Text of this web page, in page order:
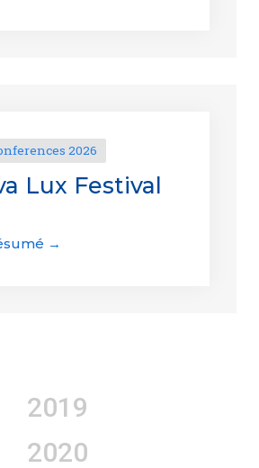
2026
Lux Festival
→
2019
2020